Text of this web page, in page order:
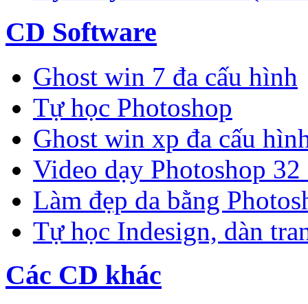
CD Software
Ghost win 7 đa cấu hình
Tự học Photoshop
Ghost win xp đa cấu
Video dạy Photoshop
Làm đẹp da bằng
Tự học Indesign, dàn
Các CD khác